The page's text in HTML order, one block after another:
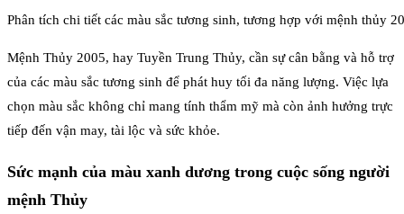
Phân tích chi tiết các màu sắc tương sinh, tương hợp với mệnh thủy
Mệnh Thủy 2005, hay Tuyền Trung Thủy, cần sự cân bằng và hỗ trợ
của các màu sắc tương sinh để phát huy tối đa năng lượng. Việc lựa
chọn màu sắc không chỉ mang tính thẩm mỹ mà còn ảnh hưởng trực
tiếp đến vận may, tài lộc và sức khỏe.
Sức mạnh của màu xanh dương trong cuộc sống người
mệnh Thủy